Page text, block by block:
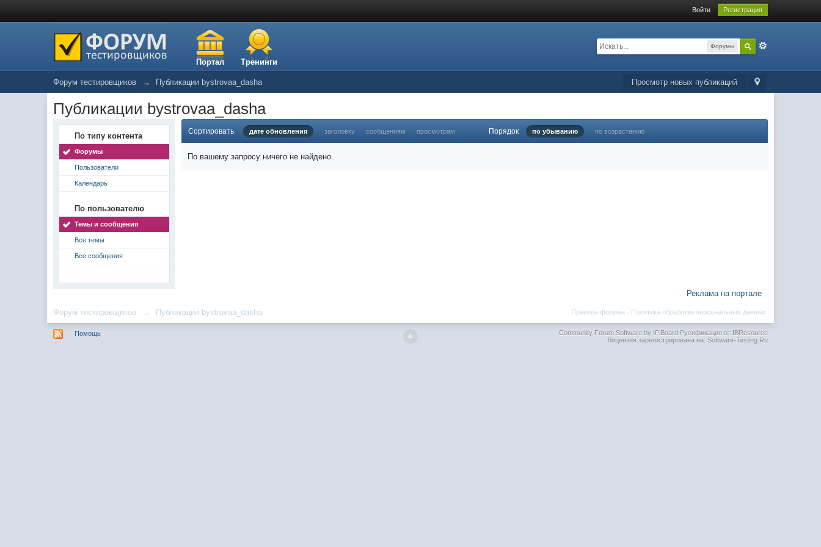
Войти Регистрация
Портал Тренинги
Форумы
Просмотр новых публикаций
Форум тестировщиков → Публикации bystrovaa_dasha
Публикации bystrovaa_dasha
По типу контента
Форумы
Пользователи
Календарь
По пользователю
Темы и сообщения
Все темы
Все сообщения
Сортировать дате обновления заголовку сообщениям просмотрам Порядок по убыванию по возрастанию
По вашему запросу ничего не найдено.
Реклама на портале
Форум тестировщиков → Публикации bystrovaa_dasha Политика обработки персональных данных
Правила форума ·
Помощь Community Forum Software by IP.BoardРусификация от IBResource
Лицензия зарегистрирована на: Software-Testing.Ru